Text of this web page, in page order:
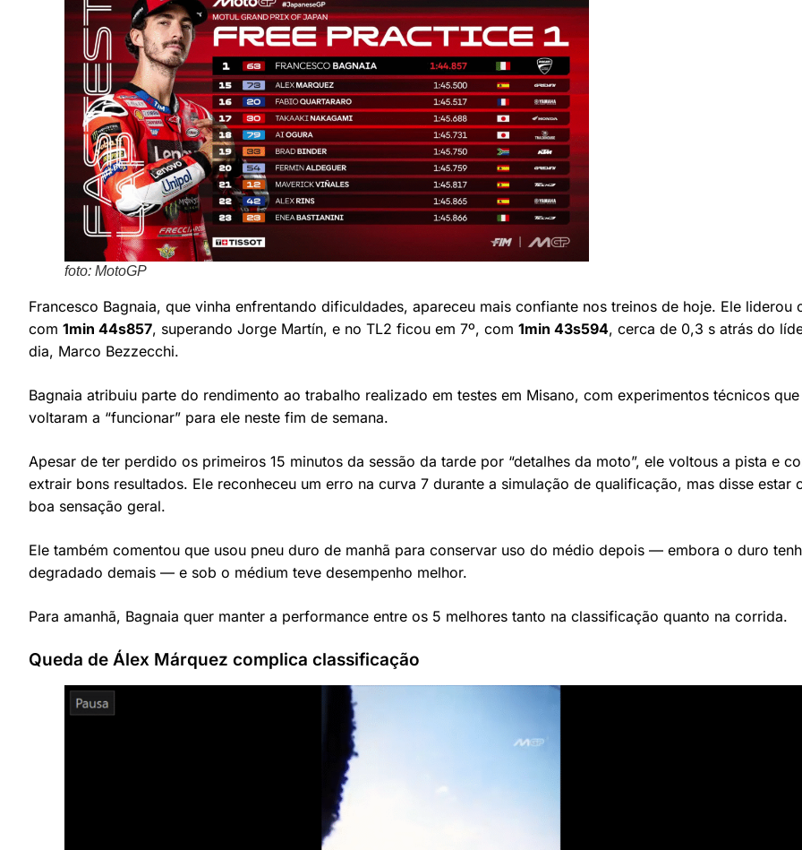
foto: MotoGP
Francesco Bagnaia, que vinha enfrentando dificuldades, apareceu mais confiante nos treinos de hoje. Ele liderou
com 1min 44s857, superando Jorge Martín, e no TL2 ficou em 7º, com 1min 43s594, cerca de 0,3 s atrás do
dia, Marco Bezzecchi.
Bagnaia atribuiu parte do rendimento ao trabalho realizado em testes em Misano, com experimentos técnicos que
voltaram a “funcionar” para ele neste fim de semana.
Apesar de ter perdido os primeiros 15 minutos da sessão da tarde por “detalhes da moto”, ele voltous a pista e
extrair bons resultados. Ele reconheceu um erro na curva 7 durante a simulação de qualificação, mas disse estar
boa sensação geral.
Ele também comentou que usou pneu duro de manhã para conservar uso do médio depois — embora o duro
degradado demais — e sob o médium teve desempenho melhor.
Para amanhã, Bagnaia quer manter a performance entre os 5 melhores tanto na classificação quanto na corrida.
Queda de Álex Márquez complica classificação